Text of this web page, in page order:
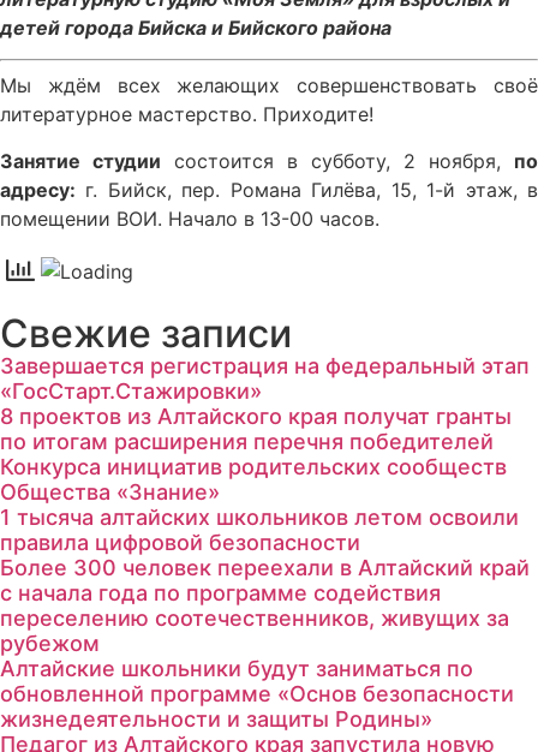
детей города Бийска и Бийского района
Мы ждём всех желающих совершенствовать своё
литературное мастерство. Приходите!
Занятие студии состоится в субботу, 2 ноября, по
адресу: г. Бийск, пер. Романа Гилёва, 15, 1-й этаж, в
помещении ВОИ. Начало в 13-00 часов.
Свежие записи
Завершается регистрация на федеральный этап
«ГосСтарт.Стажировки»
8 проектов из Алтайского края получат гранты
по итогам расширения перечня победителей
Конкурса инициатив родительских сообществ
Общества «Знание»
1 тысяча алтайских школьников летом освоили
правила цифровой безопасности
Более 300 человек переехали в Алтайский край
с начала года по программе содействия
переселению соотечественников, живущих за
рубежом
Алтайские школьники будут заниматься по
обновленной программе «Основ безопасности
жизнедеятельности и защиты Родины»
Педагог из Алтайского края запустила новую